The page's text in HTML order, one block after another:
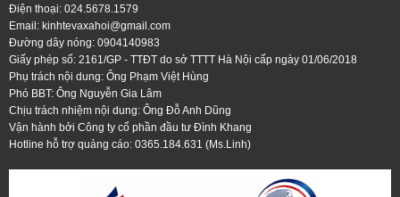
Điện thoại: 024.5678.1579
Email: kinhtevaxahoi@gmail.com
Đường dây nóng: 0904140983
Giấy phép số: 2161/GP - TTĐT do sở TTTT Hà Nội cấp ngày 01/06/2018
Phụ trách nội dung: Ông Phạm Việt Hùng
Phó BBT: Ông Nguyễn Gia Lâm
Chịu trách nhiệm nội dung: Ông Đỗ Anh Dũng
Vận hành bởi Công ty cổ phần đầu tư Đình Khang
Hotline hỗ trợ quảng cáo: 0365.184.631 (Ms.Linh)